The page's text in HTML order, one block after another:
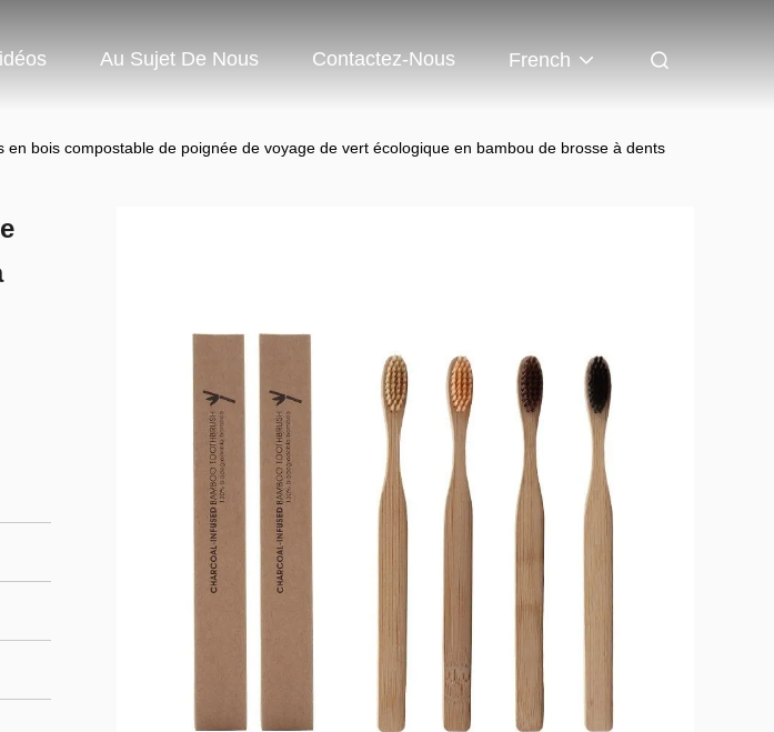
Au Sujet De Nous Contactez-Nous French
en bois compostable de poignée de voyage de vert écologique en bambou de brosse à dents